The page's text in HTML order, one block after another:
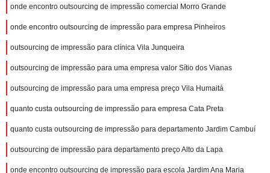
onde encontro outsourcing de impressão comercial Morro Grande
onde encontro outsourcing de impressão para empresa Pinheiros
outsourcing de impressão para clínica Vila Junqueira
outsourcing de impressão para uma empresa valor Sítio dos Vianas
outsourcing de impressão para uma empresa preço Vila Humaitá
quanto custa outsourcing de impressão para empresa Cata Preta
quanto custa outsourcing de impressão para departamento Jardim Cambuí
outsourcing de impressão para departamento preço Alto da Lapa
onde encontro outsourcing de impressão para escola Jardim Ana Maria